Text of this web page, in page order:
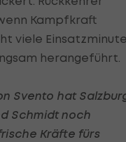
Kampfkraft
viele
herangeführt.
Svento hat
Schmidt noch
Kräfte fürs